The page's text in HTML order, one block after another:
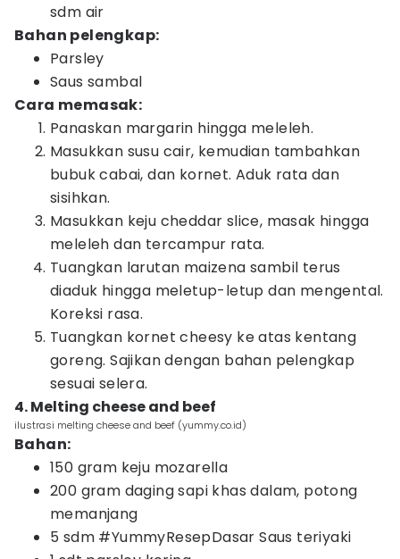
sdm air
Bahan pelengkap:
Parsley
Saus sambal
Cara memasak:
Panaskan margarin hingga meleleh.
Masukkan susu cair, kemudian tambahkan
bubuk cabai, dan kornet. Aduk rata dan
sisihkan.
Masukkan keju cheddar slice, masak hingga
meleleh dan tercampur rata.
Tuangkan larutan maizena sambil terus
diaduk hingga meletup-letup dan mengental.
Koreksi rasa.
Tuangkan kornet cheesy ke atas kentang
goreng. Sajikan dengan bahan pelengkap
sesuai selera.
4. Melting cheese and beef
ilustrasi melting cheese and beef (yummy.co.id)
Bahan:
150 gram keju mozarella
200 gram daging sapi khas dalam, potong
memanjang
5 sdm #YummyResepDasar Saus teriyaki